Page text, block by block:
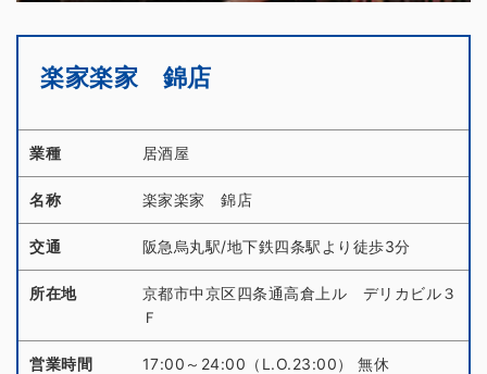
楽家楽家 錦店
業種 居酒屋
名称 楽家楽家 錦店
交通 阪急烏丸駅/地下鉄四条駅より徒歩3分
所在地
京都市中京区四条通高倉上ル デリカビル３
Ｆ
営業時間 17:00～24:00（L.O.23:00） 無休